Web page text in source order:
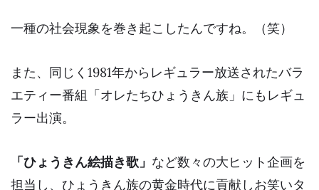
一種の社会現象を巻き起こしたんですね。（笑）
また、同じく1981年からレギュラー放送されたバラ
エティー番組「オレたちひょうきん族」にもレギュ
ラー出演。
「ひょうきん絵描き歌」 など数々の大ヒット企画を
担当し、ひょうきん族の黄金時代に貢献しお笑いタ